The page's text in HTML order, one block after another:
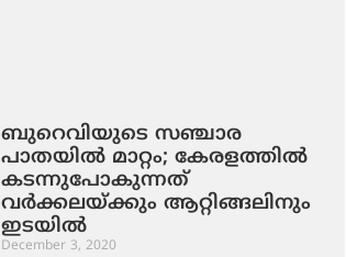
ബുറെവിയുടെ സഞ്ചാര
പാതയില്‍ മാറ്റം; കേരളത്തില്‍
കടന്നുപോകുന്നത്
വര്‍ക്കലയ്ക്കും ആറ്റിങ്ങലിനും
ഇടയില്‍
December 3, 2020